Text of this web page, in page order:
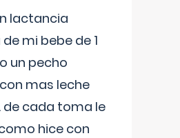
lactancia
mi bebe de 1
un pecho
mas leche
de cada toma le
hice con